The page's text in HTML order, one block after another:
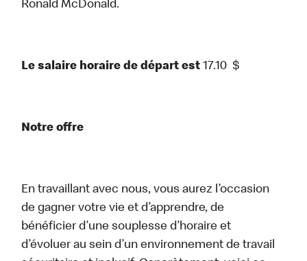
Ronald McDonald.
Le salaire horaire de départ est 17.10 $
Notre offre
En travaillant avec nous, vous aurez l’occasion
de gagner votre vie et d’apprendre, de
bénéficier d’une souplesse d’horaire et
d’évoluer au sein d’un environnement de travail